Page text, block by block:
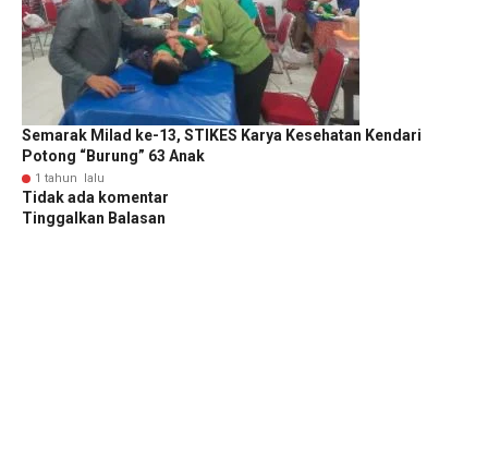
Semarak Milad ke-13, STIKES Karya Kesehatan Kendari
Potong “Burung” 63 Anak
1 tahun lalu
Tidak ada komentar
Tinggalkan Balasan